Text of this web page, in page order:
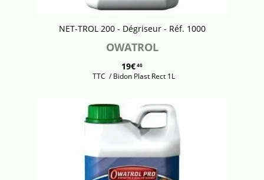
NET-TROL 200 - Dégriseur - Réf. 1000
OWATROL
19€40
TTC / Bidon Plast Rect 1L